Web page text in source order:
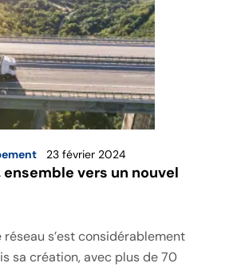
23 février 2024
vers un nouvel
s’est considérablement
sa création, avec plus de 70